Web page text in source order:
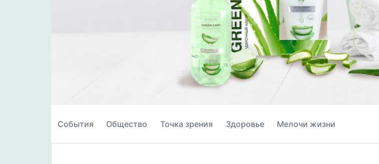
События Общество Точка зрения Здоровье Мелочи жизни